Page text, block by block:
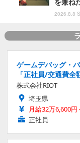
2026.8.8
ゲームデバッグ・
「正社員/交通費
株式会社RIOT
埼玉県
月給32万6,600円
正社員